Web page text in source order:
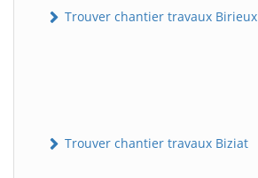
Trouver chantier travaux Birieux
Trouver chantier travaux Biziat